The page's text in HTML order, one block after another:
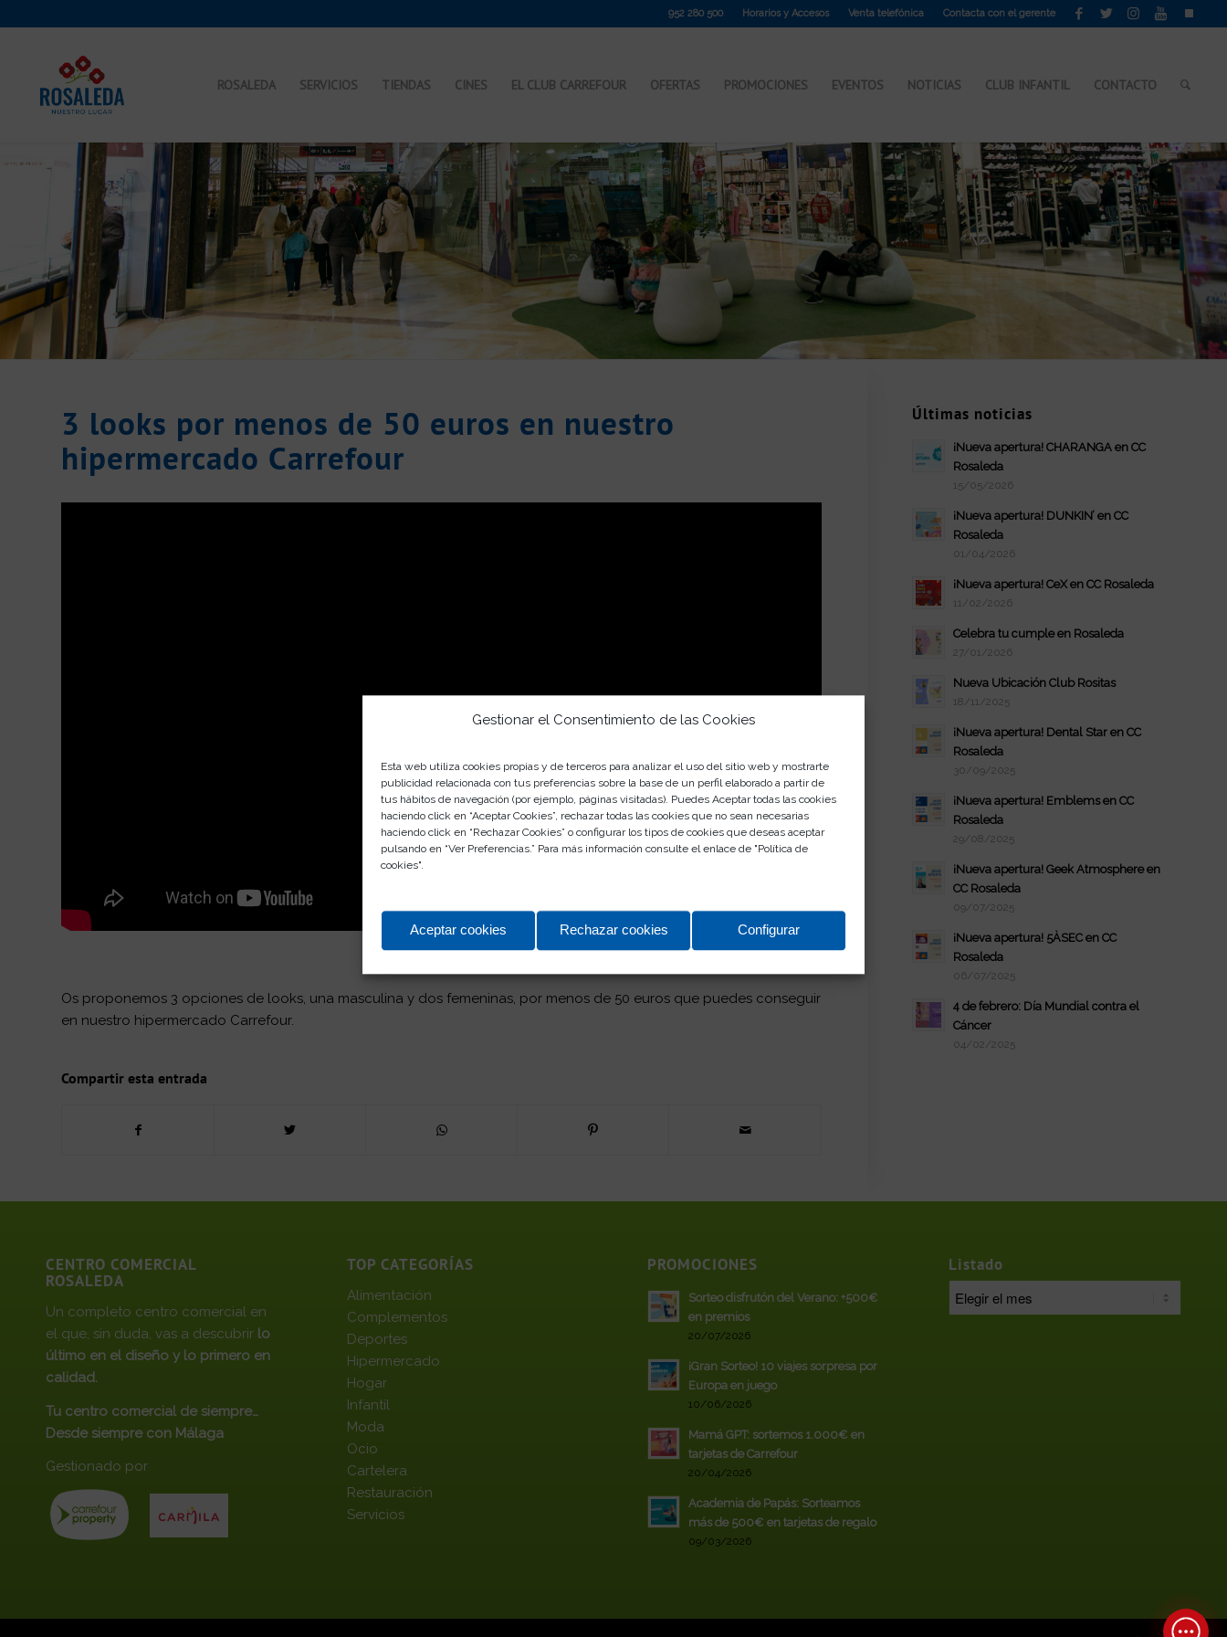
Gestionar el Consentimiento de las Cookies
Esta web utiliza cookies propias y de terceros para analizar el uso del sitio web y mostrarte
publicidad relacionada con tus preferencias sobre la base de un perfil elaborado a partir de
tus hábitos de navegación (por ejemplo, páginas visitadas). Puedes Aceptar todas las cookies
haciendo click en “Aceptar Cookies”, rechazar todas las cookies que no sean necesarias
haciendo click en “Rechazar Cookies” o configurar los tipos de cookies que deseas aceptar
pulsando en “Ver Preferencias.” Para más información consulte el enlace de "Política de
cookies".
Aceptar cookies Rechazar cookies Configurar
952 280 500 Horarios y Accesos Venta telefónica Contacta con el gerente
ROSALEDA SERVICIOS TIENDAS CINES EL CLUB CARREFOUR OFERTAS PROMOCIONES EVENTOS NOTICIAS CLUB INFANTIL CONTACTO
3 looks por menos de 50 euros en nuestro
hipermercado Carrefour
Os proponemos 3 opciones de looks, una masculina y dos femeninas, por menos de 50 euros que puedes conseguir
en nuestro hipermercado Carrefour.
Compartir esta entrada
Últimas noticias
¡Nueva apertura! CHARANGA en CC
Rosaleda
15/05/2026
¡Nueva apertura! DUNKIN’ en CC
Rosaleda
01/04/2026
¡Nueva apertura! CeX en CC Rosaleda
11/02/2026
Celebra tu cumple en Rosaleda
27/01/2026
Nueva Ubicación Club Rositas
18/11/2025
¡Nueva apertura! Dental Star en CC
Rosaleda
30/09/2025
¡Nueva apertura! Emblems en CC
Rosaleda
29/08/2025
¡Nueva apertura! Geek Atmosphere en
CC Rosaleda
09/07/2025
¡Nueva apertura! 5ÀSEC en CC
Rosaleda
06/07/2025
4 de febrero: Día Mundial contra el
Cáncer
04/02/2025
CENTRO COMERCIAL
ROSALEDA
Un completo centro comercial en
el que, sin duda, vas a descubrir lo
último en el diseño y lo primero en
calidad.
Tu centro comercial de siempre…
Desde siempre con Málaga
Gestionado por
TOP CATEGORÍAS
Alimentación
Complementos
Deportes
Hipermercado
Hogar
Infantil
Moda
Ocio
Cartelera
Restauración
Servicios
PROMOCIONES
Sorteo disfrutón del Verano: +500€
en premios
20/07/2026
¡Gran Sorteo! 10 viajes sorpresa por
Europa en juego
10/06/2026
Mamá GPT: sortemos 1.000€ en
tarjetas de Carrefour
20/04/2026
Academia de Papás: Sorteamos
más de 500€ en tarjetas de regalo
09/03/2026
Listado